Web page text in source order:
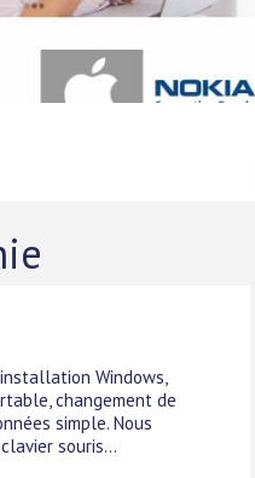
Windows,
changement de
simple. Nous
souris...